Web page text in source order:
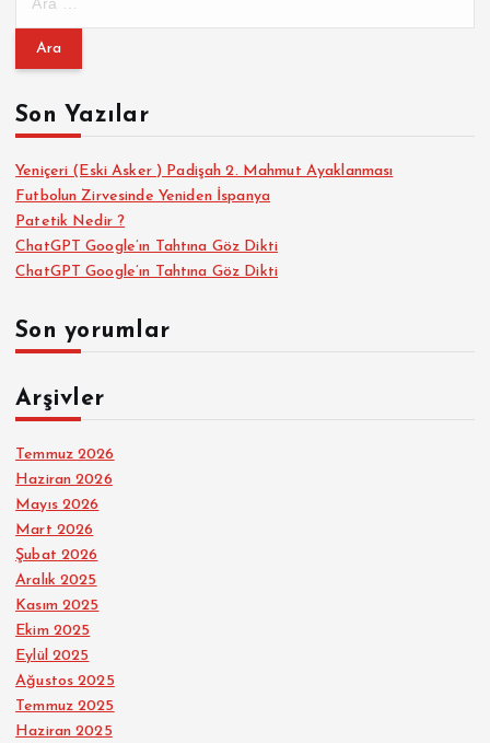
m
:Son Yazılar
Yeniçeri (Eski Asker ) Padişah 2. Mahmut Ayaklanması
Futbolun Zirvesinde Yeniden İspanya
Patetik Nedir ?
ChatGPT Google’ın Tahtına Göz Dikti
ChatGPT Google’ın Tahtına Göz Dikti
Son yorumlar
Arşivler
Temmuz 2026
Haziran 2026
Mayıs 2026
Mart 2026
Şubat 2026
Aralık 2025
Kasım 2025
Ekim 2025
Eylül 2025
Ağustos 2025
Temmuz 2025
Haziran 2025